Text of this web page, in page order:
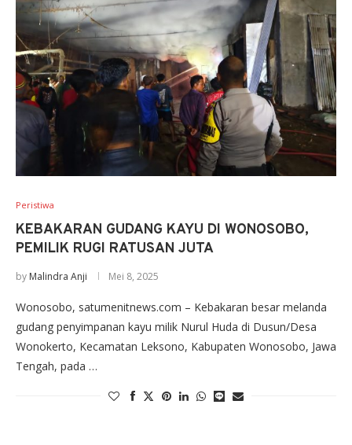
Peristiwa
KEBAKARAN GUDANG KAYU DI WONOSOBO,
PEMILIK RUGI RATUSAN JUTA
by Malindra Anji Mei 8, 2025
Wonosobo, satumenitnews.com – Kebakaran besar melanda
gudang penyimpanan kayu milik Nurul Huda di Dusun/Desa
Wonokerto, Kecamatan Leksono, Kabupaten Wonosobo, Jawa
Tengah, pada …